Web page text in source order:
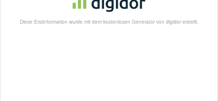
Diese Erstinformation wurde mit dem kostenlosen Generator von digidor erstellt.